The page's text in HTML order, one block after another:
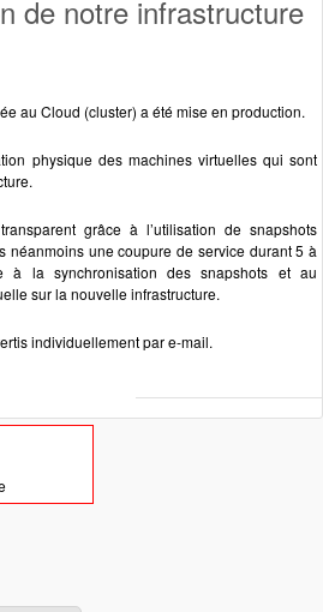
de notre infrastructure
au Cloud (cluster) a été mise en production.
physique des machines virtuelles qui sont
grâce à l’utilisation de snapshots
néanmoins une coupure de service durant 5 à
à la synchronisation des snapshots et au
sur la nouvelle infrastructure.
individuellement par e-mail.